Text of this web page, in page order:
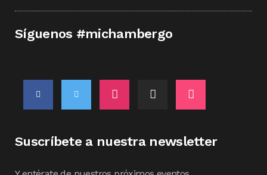
Síguenos #michambergo
Suscríbete a nuestra newsletter